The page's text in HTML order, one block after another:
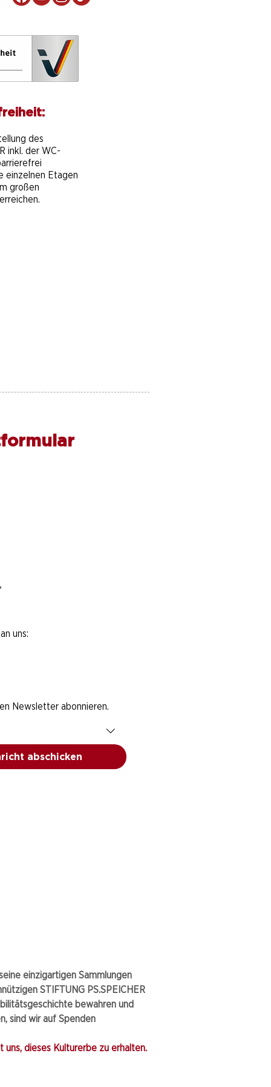
des
inkl. der WC-
einzelnen Etagen
großen
uns:
Newsletter abonnieren.
abschicken
einzigartigen Sammlungen
STIFTUNG PS.SPEICHER
bewahren und
sind wir auf Spenden
dieses Kulturerbe zu erhalten.​